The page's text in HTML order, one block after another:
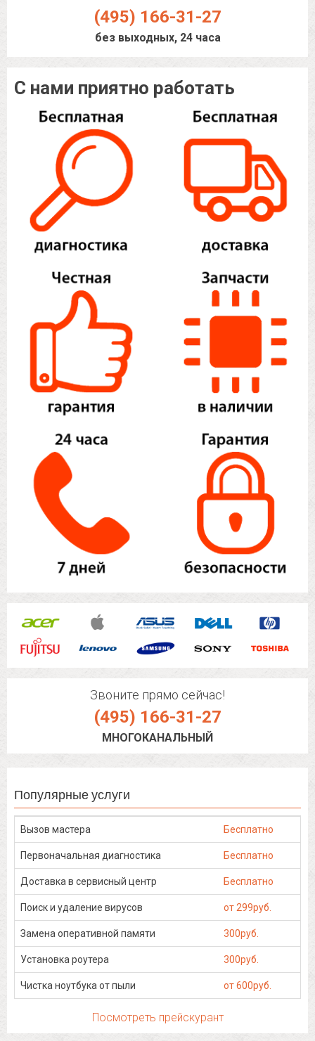
(495) 166-31-27
без выходных, 24 часа
С нами приятно работать
Звоните прямо сейчас!
(495) 166-31-27
МНОГОКАНАЛЬНЫЙ
Популярные услуги
Вызов мастера Бесплатно
Первоначальная диагностика Бесплатно
Доставка в сервисный центр Бесплатно
Поиск и удаление вирусов от 299руб.
Замена оперативной памяти 300руб.
Установка роутера 300руб.
Чистка ноутбука от пыли от 600руб.
Посмотреть прейскурант